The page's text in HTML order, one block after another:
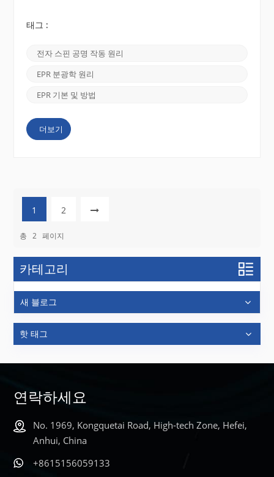
태그 :
전자 스핀 공명 작동 원리
EPR 분광학 원리
EPR 기본 및 방법
더보기
1 2
총 2 페이지
카테고리
새 블로그
핫 태그
연락하세요
No. 1969, Kongquetai Road, High-tech Zone, Hefei,
Anhui, China
+8615156059133